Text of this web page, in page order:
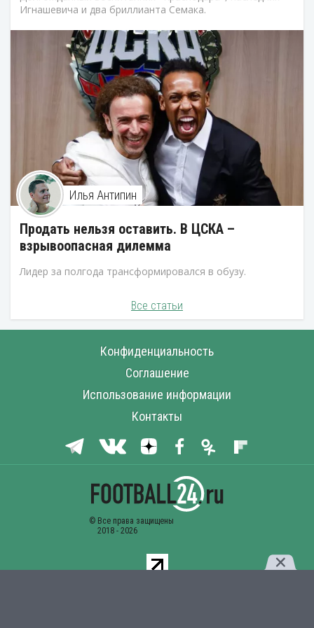
Игнашевича и два бриллианта Семака.
Илья Антипин
Продать нельзя оставить. В ЦСКА –
взрывоопасная дилемма
Лидер за полгода трансформировался в обузу.
Все статьи
Конфиденциальность
Соглашение
Использование информации
Контакты